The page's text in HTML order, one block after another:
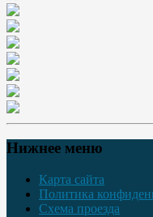
Нижнее меню
Карта сайта
Политика
Схема проезда